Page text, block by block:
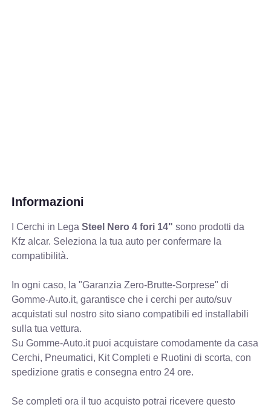
Informazioni
I Cerchi in LegaSteel Nero 4 fori 14" sono prodotti da
Kfz alcar. Seleziona la tua auto per confermare la
compatibilità.
In ogni caso, la "Garanzia Zero-Brutte-Sorprese" di
Gomme-Auto.it, garantisce che i cerchi per auto/suv
acquistati sul nostro sito siano compatibili ed installabili
sulla tua vettura.
Su Gomme-Auto.it puoi acquistare comodamente da casa
Cerchi, Pneumatici, Kit Completi e Ruotini di scorta, con
spedizione gratis e consegna entro 24 ore.
Se completi ora il tuo acquisto potrai ricevere questo